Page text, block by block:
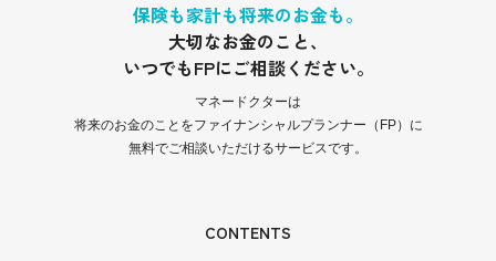
保険も家計も将来のお金も。
大切なお金のこと、
いつでもFPにご相談ください。
マネードクターは
将来のお金のことをファイナンシャルプランナー（FP）に
無料でご相談いただけるサービスです。
CONTENTS